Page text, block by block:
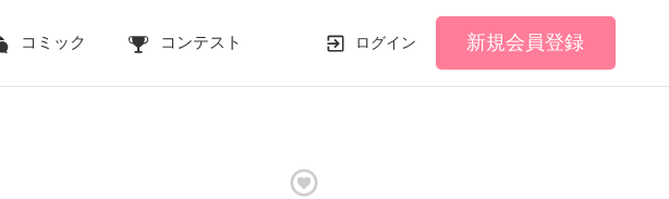
コミック コンテスト ログイン 新規会員登録